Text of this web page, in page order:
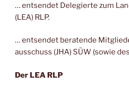
… ent­sen­det Dele­gier­te zum
(LEA) RLP.
… ent­sen­det bera­ten­de
aus­schuss (JHA) SÜW (sowie
Der LEA RLP